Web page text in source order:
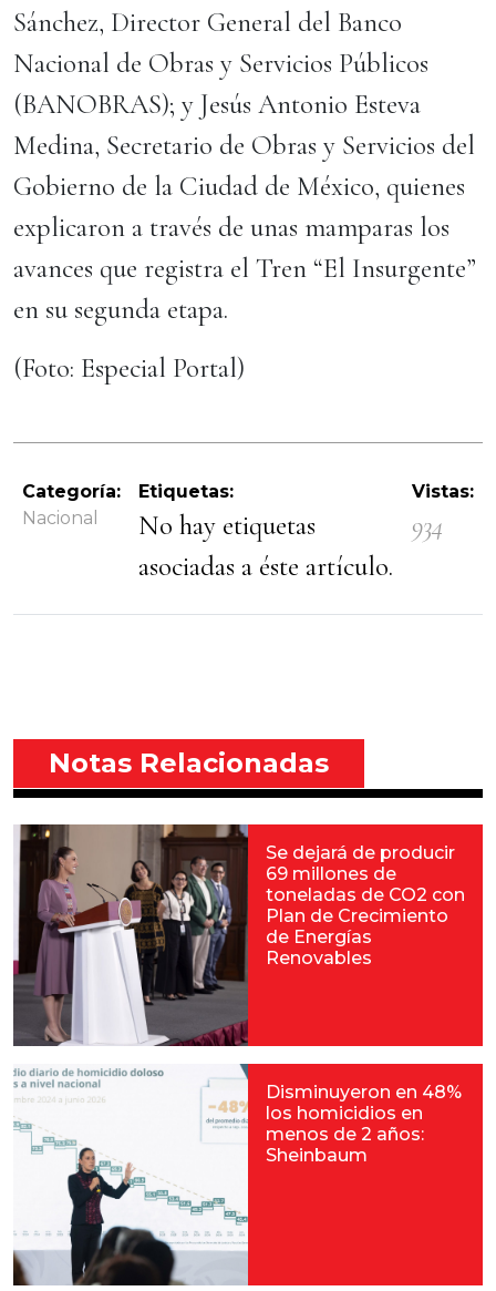
Sánchez, Director General del Banco
Nacional de Obras y Servicios Públicos
(BANOBRAS); y Jesús Antonio Esteva
Medina, Secretario de Obras y Servicios del
Gobierno de la Ciudad de México, quienes
explicaron a través de unas mamparas los
avances que registra el Tren “El Insurgente”
en su segunda etapa.
(Foto: Especial Portal)
Categoría:
Nacional
Etiquetas:
No hay etiquetas
asociadas a éste artículo.
Vistas:
934
Notas Relacionadas
Se dejará de producir
69 millones de
toneladas de CO2 con
Plan de Crecimiento
de Energías
Renovables
Disminuyeron en 48%
los homicidios en
menos de 2 años:
Sheinbaum